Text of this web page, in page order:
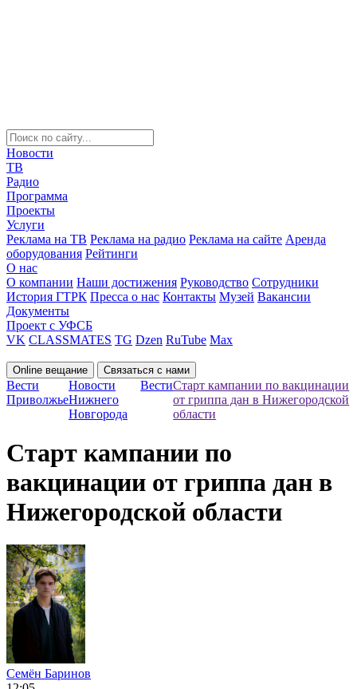
Новости
ТВ
Радио
Программа
Проекты
Услуги
Реклама на ТВ Реклама на радио Реклама на сайте Аренда
оборудования Рейтинги
О нас
О компании Наши достижения Руководство Сотрудники
История ГТРК Пресса о нас Контакты Музей Вакансии
Документы
Проект с УФСБ
VK CLASSMATES TG Dzen RuTube Max
Online вещание Связаться с нами
Вести
Приволжье
Новости
Нижнего
Новгорода
ВестиСтарт кампании по вакцинации
от гриппа дан в Нижегородской
области
Старт кампании по
вакцинации от гриппа дан в
Нижегородской области
Семён Баринов